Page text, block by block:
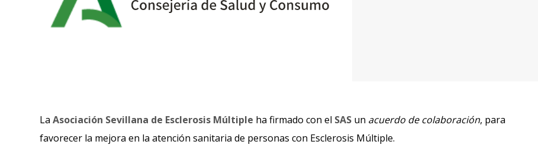
La Asociación Sevillana de Esclerosis Múltiple ha firmado con el SAS un acuerdo de colaboración, para
favorecer la mejora en la atención sanitaria de personas con Esclerosis Múltiple.